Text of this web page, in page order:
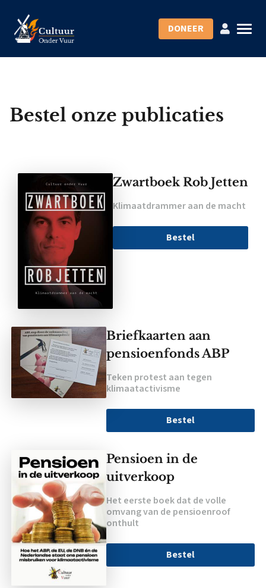
DONEER
Bestel onze publicaties
Zwartboek Rob Jetten
Klimaatdrammer aan de macht
Bestel
Briefkaarten aan
pensioenfonds ABP
Teken protest aan tegen
klimaatactivisme
Bestel
Pensioen in de
uitverkoop
Het eerste boek dat de volle
omvang van de pensioenroof
onthult
Bestel